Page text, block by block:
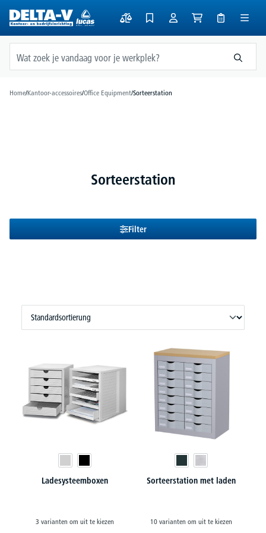
Home/Kantoor-accessoires/Office Equipment/Sorteerstation
Sorteerstation
Filter
Ladesysteemboxen
3 varianten om uit te kiezen
Sorteerstation met laden
10 varianten om uit te kiezen